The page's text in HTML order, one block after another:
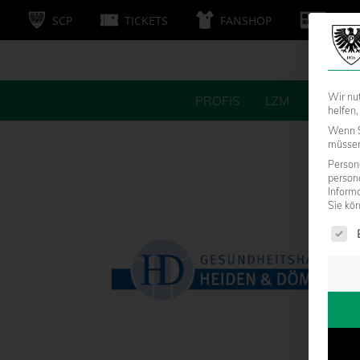
SCP TICKETS FANSHOP
PROFIS LZM FANS
Wir
Wenn
Sie
Es